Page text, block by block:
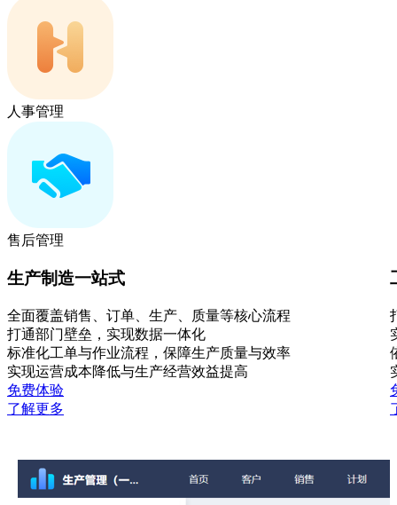
人事管理
售后管理
生产制造一站式
全面覆盖销售、订单、生产、质量等核心流程
打通部门壁垒，实现数据一体化
标准化工单与作业流程，保障生产质量与效率
实现运营成本降低与生产经营效益提高
免费体验
了解更多